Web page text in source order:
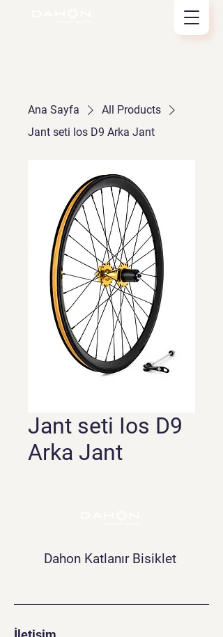
Ana Sayfa
All Products
Jant seti Ios D9 Arka Jant
Jant seti Ios D9
Arka Jant
Dahon Katlanır Bisiklet